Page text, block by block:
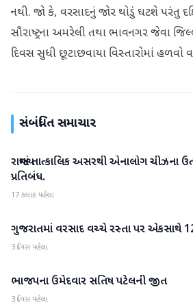
નથી. જો કે, વરસાદનું જોર થોડું ઘટશે પરંતુ
સૌરાષ્ટ્રના અમરેલી તથા ભાવનગર જેવા
દિવસ સુધી છૂટાછવાયા વિસ્તારોમાં હળવો
સંબંધિત સમાચાર
ગુજરાત
રાજ્યમાં તાત્કાલિક અસરથી એનાલોગ
પ્રતિબંધ.
17 કલાક પહેલા
ગુજરાત
ગુજરાતમાં વરસાદ વચ્ચે રસ્તા પર એકસાથે
3 દિવસ પહેલા
ગુજરાત
ભાજપના ઉમેદવાર સતિષ પટેલની જીત
3 દિવસ પહેલા